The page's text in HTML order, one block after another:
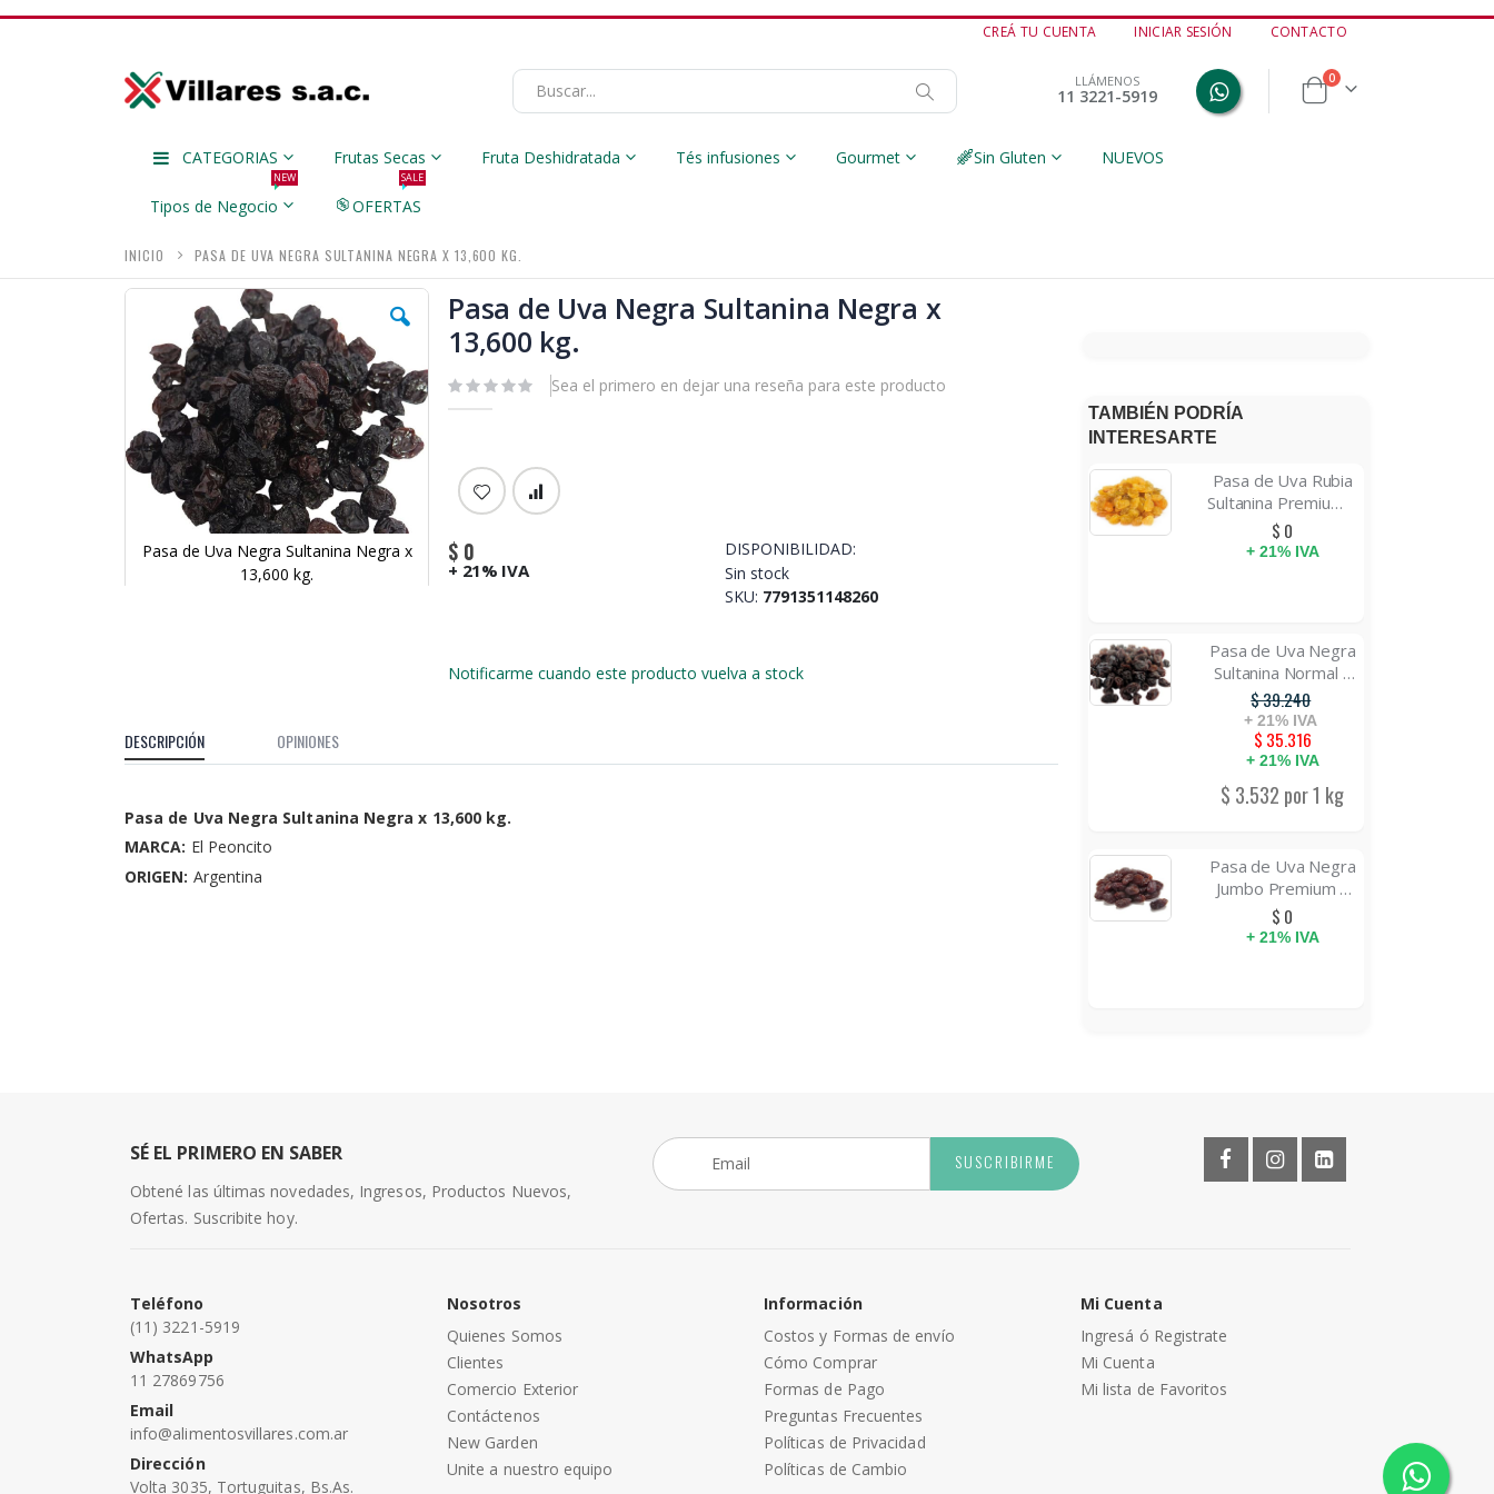
CREÁ TU CUENTA INICIAR SESIÓN CONTACTO
LLÁMENOS
11 3221-5919
Cart
0productos
CATEGORIAS Frutas Secas Fruta Deshidratada Tés infusiones Gourmet Sin Gluten NUEVOS
Tipos de Negocio
NEW
OFERTAS
SALE
INICIO PASA DE UVA NEGRA SULTANINA NEGRA X 13,600 KG.
Skip
end
images
gallery
Pasa de Uva Negra Sultanina Negra x
13,600 kg.
gallery
Pasa de Uva Negra Sultanina Negra x
13,600 kg.
Sea el primero en dejar una reseña para este producto
$ 0
+ 21% IVA
DISPONIBILIDAD:
Sin stock
SKU 7791351148260
Notificarme cuando este producto vuelva a stock
DESCRIPCIÓN
Pasa de Uva Negra Sultanina Negra x 13,600 kg.
MARCA: El Peoncito
ORIGEN: Argentina
OPINIONES
TAMBIÉN PODRÍA
INTERESARTE
Pasa de Uva Rubia
Sultanina Premium x
10 kg.
$ 0
+ 21% IVA
Pasa de Uva Negra
Sultanina Normal x
10 kg.
$ 39.240
+ 21% IVA
Oferta
$ 35.316
+ 21% IVA
$ 3.532 por 1 kg
Pasa de Uva Negra
Jumbo Premium x
10 kg.
$ 0
+ 21% IVA
SÉ EL PRIMERO EN SABER
Obtené las últimas novedades, Ingresos, Productos Nuevos,
Ofertas. Suscribite hoy.
SUSCRIBIRME
Teléfono
(11) 3221-5919
WhatsApp
11 27869756
Email
info@alimentosvillares.com.ar
Dirección
Volta 3035, Tortuguitas, Bs.As.
Nosotros
Quienes Somos
Clientes
Comercio Exterior
Contáctenos
New Garden
Unite a nuestro equipo
Información
Costos y Formas de envío
Cómo Comprar
Formas de Pago
Preguntas Frecuentes
Políticas de Privacidad
Políticas de Cambio
Mi Cuenta
Ingresá ó Registrate
Mi Cuenta
Mi lista de Favoritos